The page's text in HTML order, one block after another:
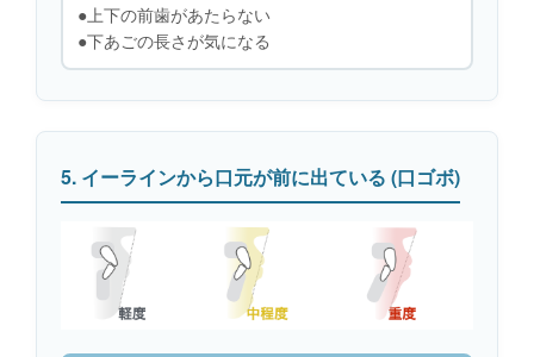
●上下の前歯があたらない
●下あごの長さが気になる
5. イーラインから口元が前に出ている (口ゴボ)